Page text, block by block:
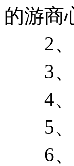
的游商
2、
3、
4、
5、
6、